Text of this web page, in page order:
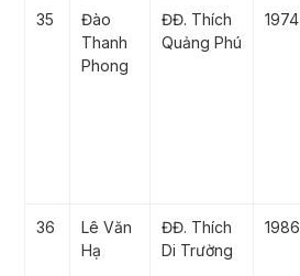
35
Đào
Thanh
Phong
ĐĐ. Thích
Quảng Phú
1974
36
Lê Văn
Hạ
ĐĐ. Thích
Di Trường
1986